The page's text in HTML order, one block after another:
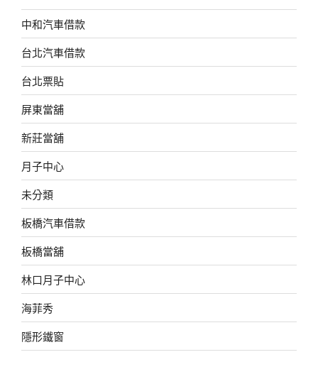
中和汽車借款
台北汽車借款
台北票貼
屏東當舖
新莊當舖
月子中心
未分類
板橋汽車借款
板橋當舖
林口月子中心
海菲秀
隱形鐵窗